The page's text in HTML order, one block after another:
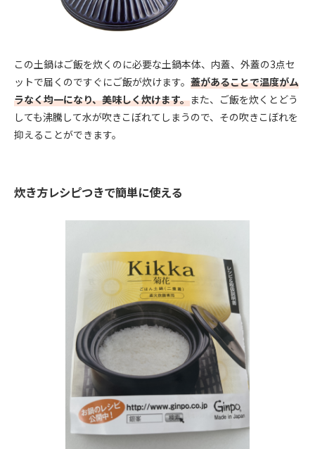
この土鍋はご飯を炊くのに必要な土鍋本体、内蓋、外蓋の3点セ
ットで届くのですぐにご飯が炊けます。 蓋があることで温度がム
ラなく均一になり、美味しく炊けます。また、ご飯を炊くとどう
しても沸騰して水が吹きこぼれてしまうので、その吹きこぼれを
抑えることができます。
炊き方レシピつきで簡単に使える